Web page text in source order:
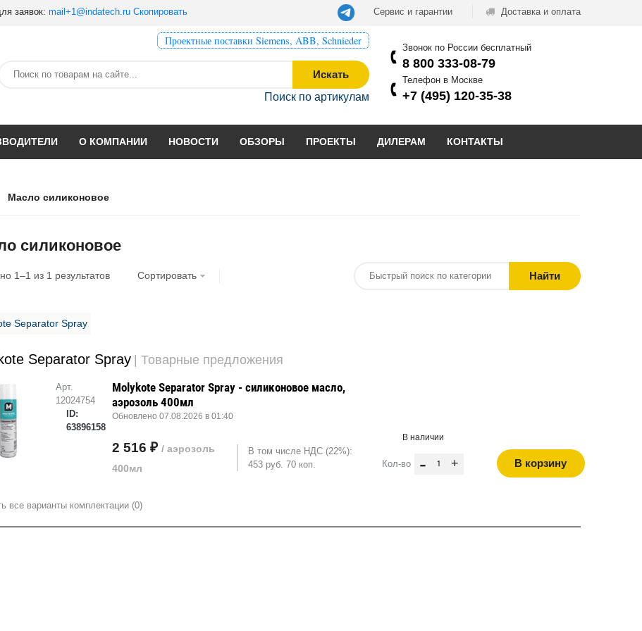
заявок: mail+1@indatech.ru Скопировать Сервис и гарантии Доставка и оплата
Проектные поставки Siemens, ABB, Schnieder
Искать
Поиск по артикулам
Звонок по России бесплатный
8 800 333-08-79
Телефон в Москве
+7 (495) 120-35-38
О КОМПАНИИ НОВОСТИ ОБЗОРЫ ПРОЕКТЫ ДИЛЕРАМ КОНТАКТЫ
Масло силиконовое
силиконовое
1–1 из 1 результатов Сортировать Найти
Separator Spray
Separator Spray | Товарные предложения
Арт.
12024754
ID:
63896158
Molykote Separator Spray - силиконовое масло,
аэрозоль 400мл
Обновлено 07.08.2026 в 01:40
2 516 ₽/ аэрозоль
400мл
В том числе НДС (22%):
453 руб. 70 коп.
В наличии
Кол-во - + В корзину
все варианты комплектации (0)